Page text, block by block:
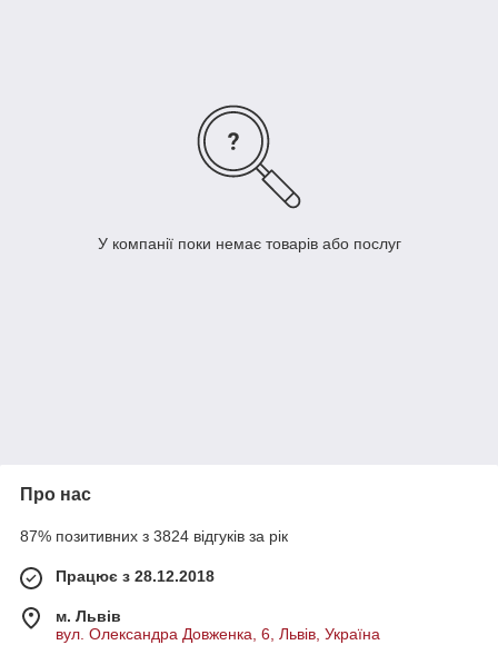
У компанії поки немає товарів або послуг
Про нас
87% позитивних з 3824 відгуків за рік
Працює з 28.12.2018
м. Львів
вул. Олександра Довженка, 6, Львів, Україна